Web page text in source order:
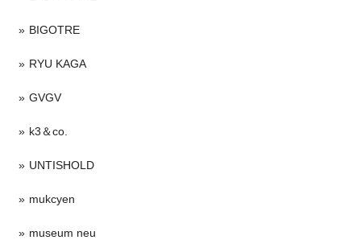
BIGOTRE
RYU KAGA
GVGV
k3＆co.
UNTISHOLD
mukcyen
museum neu